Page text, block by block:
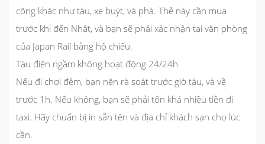
cộng khác như tàu, xe buýt, và phà. Thẻ này cần mua
trước khi đến Nhật, và bạn sẽ phải xác nhận tại văn phòng
của Japan Rail bằng hộ chiếu.
Tàu điện ngầm không hoạt động 24/24h
Nếu đi chơi đêm, bạn nên rà soát trước giờ tàu, và về
trước 1h. Nếu không, bạn sẽ phải tốn khá nhiều tiền đi
taxi. Hãy chuẩn bị in sẵn tên và địa chỉ khách sạn cho lúc
cần.